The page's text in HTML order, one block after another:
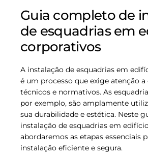
Guia completo de
de esquadrias em
corporativos
A instalação de esquadrias em
é um processo que exige atenção a
técnicos e normativos. As
por exemplo, são amplamente
sua durabilidade e estética. Neste
instalação de esquadrias em
abordaremos as etapas essenciais
instalação eficiente e segura.